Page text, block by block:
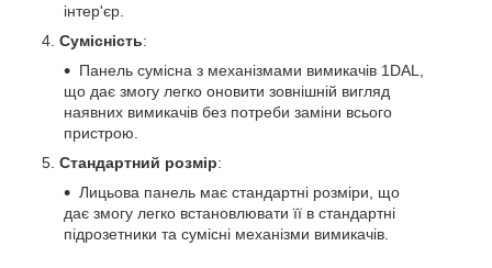
інтер'єр.
Сумісність:
Панель сумісна з механізмами вимикачів 1DAL,
що дає змогу легко оновити зовнішній вигляд
наявних вимикачів без потреби заміни всього
пристрою.
Стандартний розмір:
Лицьова панель має стандартні розміри, що
дає змогу легко встановлювати її в стандартні
підрозетники та сумісні механізми вимикачів.